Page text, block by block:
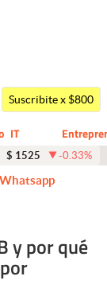
Suscribite x $800
IT
Business
$ 1525 -0.33%
Whatsapp
y por qué